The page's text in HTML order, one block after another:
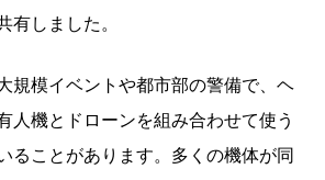
有しました。
規模イベントや都市部の警備で、ヘ
人機とドローンを組み合わせて使う
ることがあります。多くの機体が同